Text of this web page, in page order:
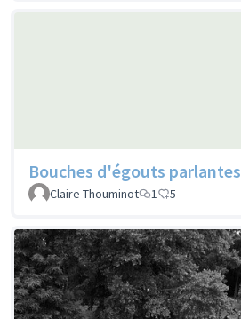
Bouches d'égouts parlantes
Claire Thouminot
1 5